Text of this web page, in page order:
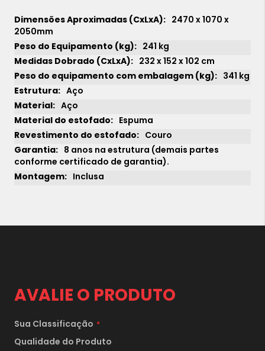
sem juros de
2470 x 1070 x
2050mm
241 kg
232 x 152 x 102 cm
341 kg
Aço
Aço
Espuma
Couro
8 anos na estrutura (demais partes
conforme certificado de garantia).
Inclusa
AVALIE O PRODUTO
Sua Classificação
Qualidade do Produto